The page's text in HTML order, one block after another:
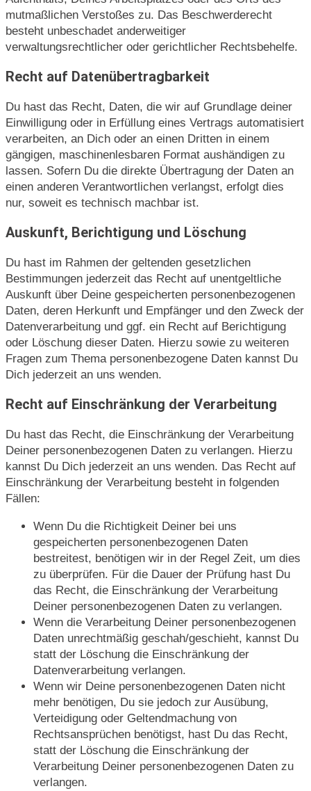
mutmaßlichen Verstoßes zu. Das Beschwerderecht
besteht unbeschadet anderweitiger
verwaltungsrechtlicher oder gerichtlicher Rechtsbehelfe.
Recht auf Datenübertragbarkeit
Du hast das Recht, Daten, die wir auf Grundlage deiner
Einwilligung oder in Erfüllung eines Vertrags automatisiert
verarbeiten, an Dich oder an einen Dritten in einem
gängigen, maschinenlesbaren Format aushändigen zu
lassen. Sofern Du die direkte Übertragung der Daten an
einen anderen Verantwortlichen verlangst, erfolgt dies
nur, soweit es technisch machbar ist.
Auskunft, Berichtigung und Löschung
Du hast im Rahmen der geltenden gesetzlichen
Bestimmungen jederzeit das Recht auf unentgeltliche
Auskunft über Deine gespeicherten personenbezogenen
Daten, deren Herkunft und Empfänger und den Zweck der
Datenverarbeitung und ggf. ein Recht auf Berichtigung
oder Löschung dieser Daten. Hierzu sowie zu weiteren
Fragen zum Thema personenbezogene Daten kannst Du
Dich jederzeit an uns wenden.
Recht auf Einschränkung der Verarbeitung
Du hast das Recht, die Einschränkung der Verarbeitung
Deiner personenbezogenen Daten zu verlangen. Hierzu
kannst Du Dich jederzeit an uns wenden. Das Recht auf
Einschränkung der Verarbeitung besteht in folgenden
Fällen:
Wenn Du die Richtigkeit Deiner bei uns
gespeicherten personenbezogenen Daten
bestreitest, benötigen wir in der Regel Zeit, um dies
zu überprüfen. Für die Dauer der Prüfung hast Du
das Recht, die Einschränkung der Verarbeitung
Deiner personenbezogenen Daten zu verlangen.
Wenn die Verarbeitung Deiner personenbezogenen
Daten unrechtmäßig geschah/geschieht, kannst Du
statt der Löschung die Einschränkung der
Datenverarbeitung verlangen.
Wenn wir Deine personenbezogenen Daten nicht
mehr benötigen, Du sie jedoch zur Ausübung,
Verteidigung oder Geltendmachung von
Rechtsansprüchen benötigst, hast Du das Recht,
statt der Löschung die Einschränkung der
Verarbeitung Deiner personenbezogenen Daten zu
verlangen.